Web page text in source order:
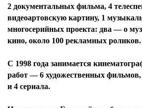
2 документальных фильма, 4
видеоартовскую картину, 1
многосерийных проекта: два — о
кино, около 100 рекламных роликов.
С 1998 года занимается
работ — 6 художественных
и 4 сериала.